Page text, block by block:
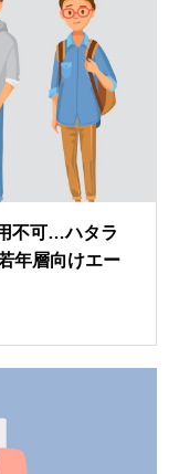
不可…ハタラ
年層向けエー